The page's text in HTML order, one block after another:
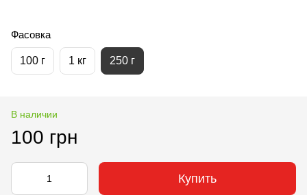
Фасовка
100 г 1 кг 250 г
В наличии
100 грн
Купить